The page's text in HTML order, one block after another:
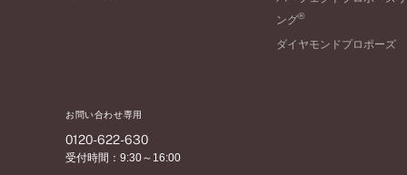
お問い合わせ専用
0120-622-630
受付時間：9:30～16:00
ング®
ダイヤモンドプロポーズ